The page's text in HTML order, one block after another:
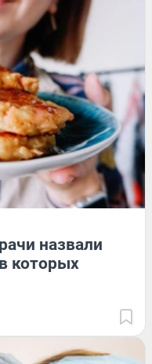
назвали
которых